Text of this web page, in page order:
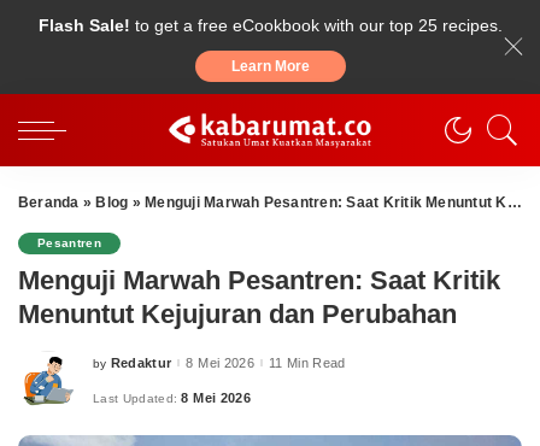
Flash Sale! to get a free eCookbook with our top 25 recipes.
Learn More
Beranda » Blog » Menguji Marwah Pesantren: Saat Kritik Menuntut Kejujuran dan Perubahan
Pesantren
Menguji Marwah Pesantren: Saat Kritik
Menuntut Kejujuran dan Perubahan
Posted
by Redaktur 8 Mei 2026 11 Min Read
Last Updated: 8 Mei 2026